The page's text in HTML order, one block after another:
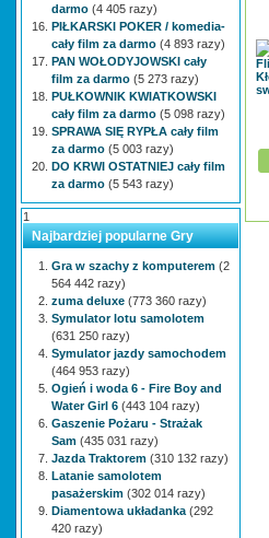
darmo (4 405 razy)
PIŁKARSKI POKER / komedia-
cały film za darmo (4 893 razy)
PAN WOŁODYJOWSKI cały
film za darmo (5 273 razy)
PUŁKOWNIK KWIATKOWSKI
cały film za darmo (5 098 razy)
SPRAWA SIĘ RYPŁA cały film
za darmo (5 003 razy)
DO KRWI OSTATNIEJ cały film
za darmo (5 543 razy)
1
Najbardziej popularne Gry
Gra w szachy z komputerem (2
564 442 razy)
zuma deluxe (773 360 razy)
Symulator lotu samolotem
(631 250 razy)
Symulator jazdy samochodem
(464 953 razy)
Ogień i woda 6 - Fire Boy and
Water Girl 6 (443 104 razy)
Gaszenie Pożaru - Strażak
Sam (435 031 razy)
Jazda Traktorem (310 132 razy)
Latanie samolotem
pasażerskim (302 014 razy)
Diamentowa układanka (292
420 razy)